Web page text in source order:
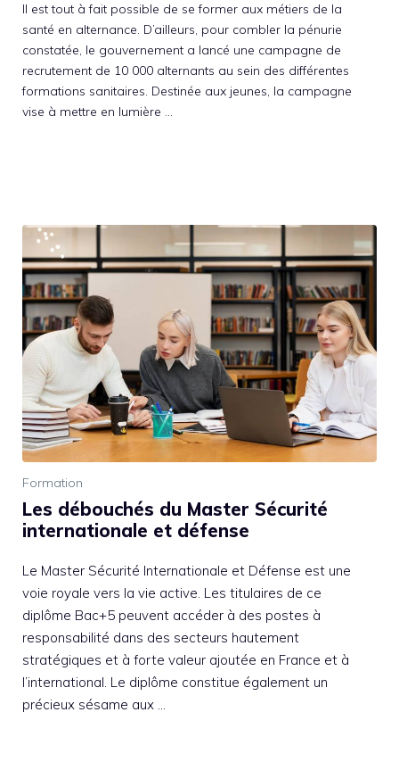
Il est tout à fait possible de se former aux métiers de la
santé en alternance. D’ailleurs, pour combler la pénurie
constatée, le gouvernement a lancé une campagne de
recrutement de 10 000 alternants au sein des différentes
formations sanitaires. Destinée aux jeunes, la campagne
vise à mettre en lumière …
Formation
Les débouchés du Master Sécurité
internationale et défense
Le Master Sécurité Internationale et Défense est une
voie royale vers la vie active. Les titulaires de ce
diplôme Bac+5 peuvent accéder à des postes à
responsabilité dans des secteurs hautement
stratégiques et à forte valeur ajoutée en France et à
l’international. Le diplôme constitue également un
précieux sésame aux …